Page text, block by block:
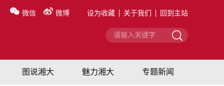
微信 微博 设为收藏 关于我们 回到主站
图说湘大 魅力湘大 专题新闻